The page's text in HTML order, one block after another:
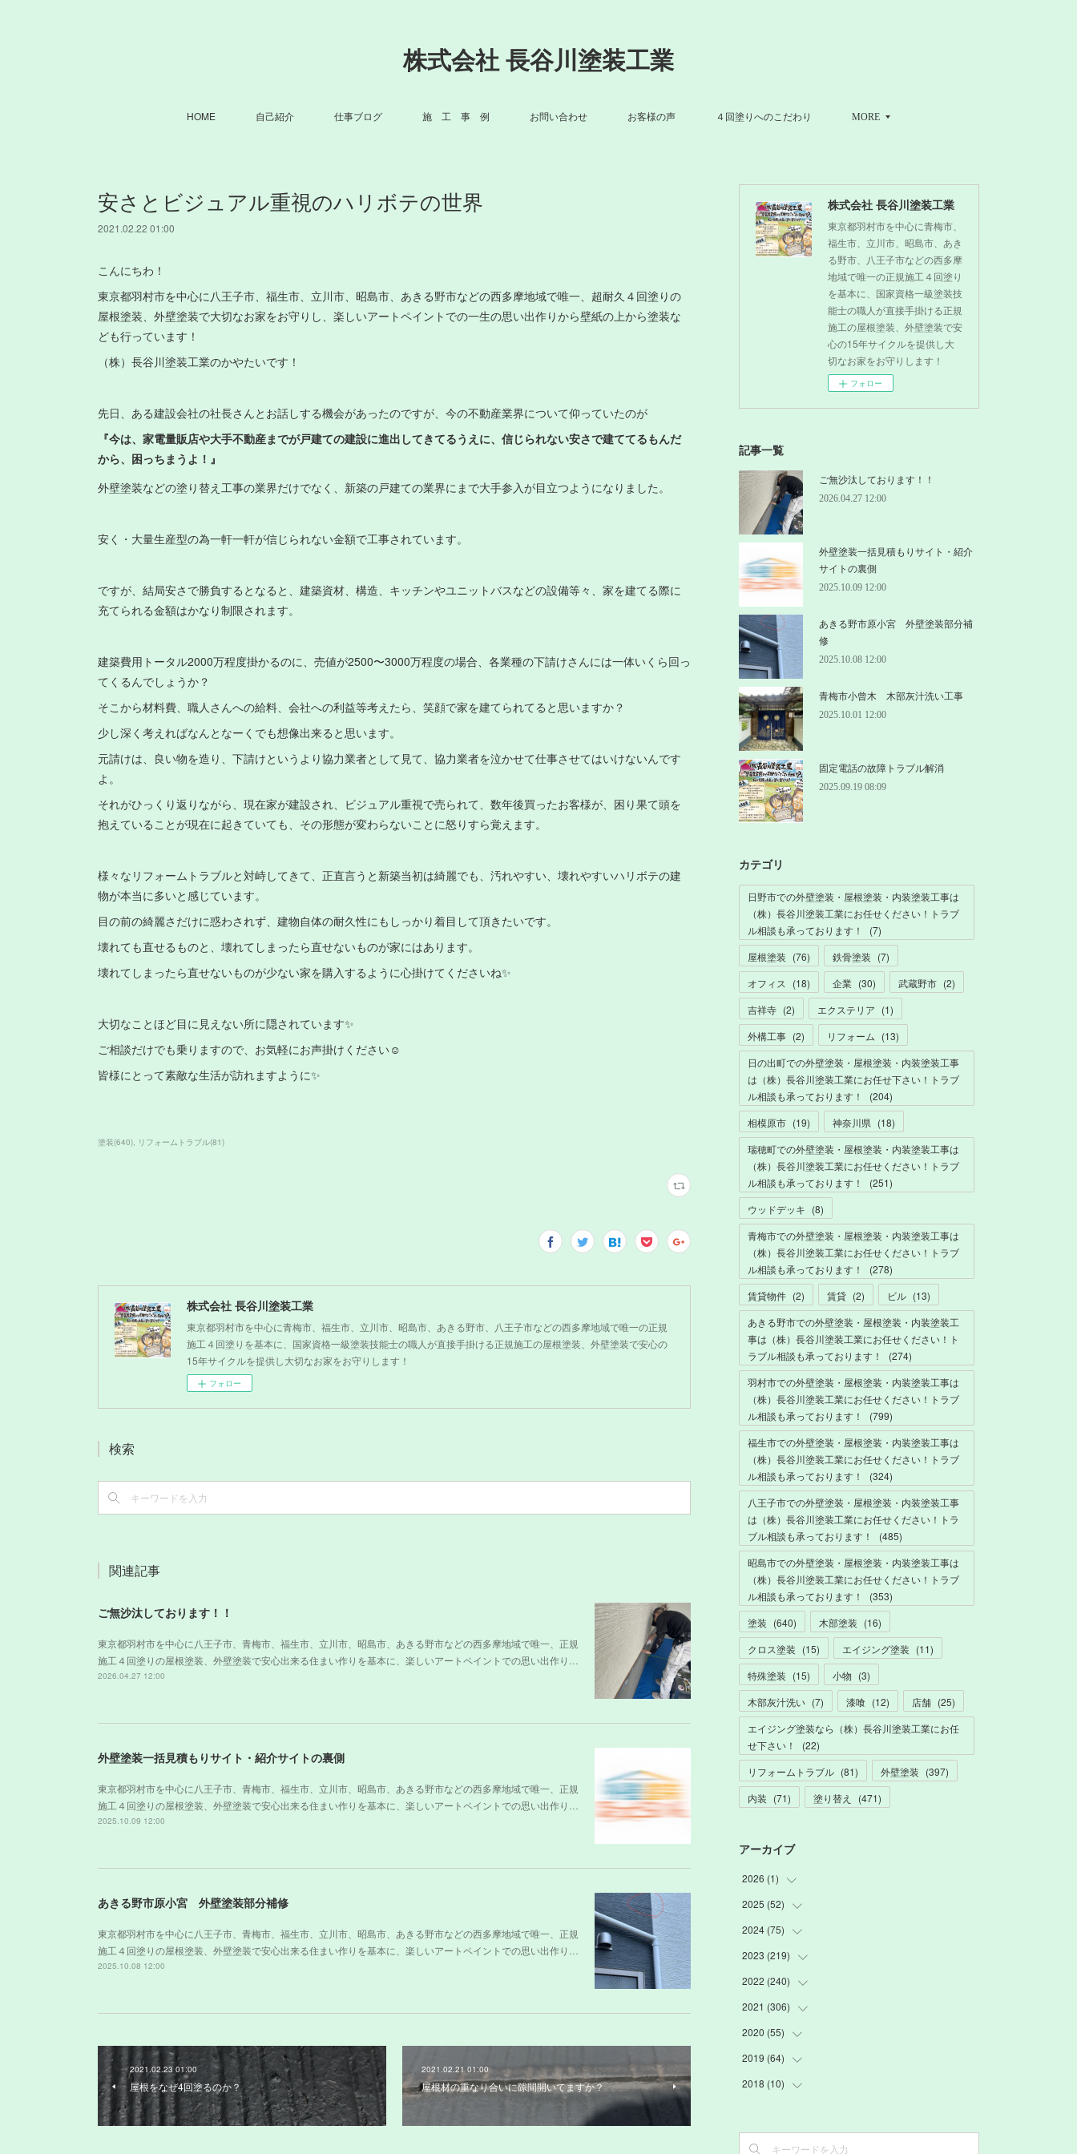
株式会社 長谷川塗装工業
HOME 自己紹介 仕事ブログ 施 工 事 例 お問い合わせ お客様の声 ４回塗りへのこだわり MORE
安さとビジュアル重視のハリボテの世界
2021.02.22 01:00
こんにちわ！
東京都羽村市を中心に八王子市、福生市、立川市、昭島市、あきる野市などの西多摩地域で唯一、超耐久４回塗りの
屋根塗装、外壁塗装で大切なお家をお守りし、楽しいアートペイントでの一生の思い出作りから壁紙の上から塗装な
ども行っています！
（株）長谷川塗装工業のかやたいです！
先日、ある建設会社の社長さんとお話しする機会があったのですが、今の不動産業界について仰っていたのが
『今は、家電量販店や大手不動産までが戸建ての建設に進出してきてるうえに、信じられない安さで建ててるもんだ
から、困っちまうよ！』
外壁塗装などの塗り替え工事の業界だけでなく、新築の戸建ての業界にまで大手参入が目立つようになりました。
安く・大量生産型の為一軒一軒が信じられない金額で工事されています。
ですが、結局安さで勝負するとなると、建築資材、構造、キッチンやユニットバスなどの設備等々、家を建てる際に
充てられる金額はかなり制限されます。
建築費用トータル2000万程度掛かるのに、売値が2500〜3000万程度の場合、各業種の下請けさんには一体いくら回っ
てくるんでしょうか？
そこから材料費、職人さんへの給料、会社への利益等考えたら、笑顔で家を建てられてると思いますか？
少し深く考えればなんとなーくでも想像出来ると思います。
元請けは、良い物を造り、下請けというより協力業者として見て、協力業者を泣かせて仕事させてはいけないんです
よ。
それがひっくり返りながら、現在家が建設され、ビジュアル重視で売られて、数年後買ったお客様が、困り果て頭を
抱えていることが現在に起きていても、その形態が変わらないことに怒りすら覚えます。
様々なリフォームトラブルと対峙してきて、正直言うと新築当初は綺麗でも、汚れやすい、壊れやすいハリボテの建
物が本当に多いと感じています。
目の前の綺麗さだけに惑わされず、建物自体の耐久性にもしっかり着目して頂きたいです。
壊れても直せるものと、壊れてしまったら直せないものが家にはあります。
壊れてしまったら直せないものが少ない家を購入するように心掛けてくださいね✨
大切なことほど目に見えない所に隠されています✨
ご相談だけでも乗りますので、お気軽にお声掛けください☺️
皆様にとって素敵な生活が訪れますように✨
塗装(640) リフォームトラブル(81)
株式会社 長谷川塗装工業
東京都羽村市を中心に青梅市、福生市、立川市、昭島市、あきる野市、八王子市などの西多摩地域で唯一の正規
施工４回塗りを基本に、国家資格一級塗装技能士の職人が直接手掛ける正規施工の屋根塗装、外壁塗装で安心の
15年サイクルを提供し大切なお家をお守りします！
フォロー
検索
関連記事
ご無沙汰しております！！
東京都羽村市を中心に八王子市、青梅市、福生市、立川市、昭島市、あきる野市などの西多摩地域で唯一、正規
施工４回塗りの屋根塗装、外壁塗装で安心出来る住まい作りを基本に、楽しいアートペイントでの思い出作り…
2026.04.27 12:00
外壁塗装一括見積もりサイト・紹介サイトの裏側
東京都羽村市を中心に八王子市、青梅市、福生市、立川市、昭島市、あきる野市などの西多摩地域で唯一、正規
施工４回塗りの屋根塗装、外壁塗装で安心出来る住まい作りを基本に、楽しいアートペイントでの思い出作り…
2025.10.09 12:00
あきる野市原小宮 外壁塗装部分補修
東京都羽村市を中心に八王子市、青梅市、福生市、立川市、昭島市、あきる野市などの西多摩地域で唯一、正規
施工４回塗りの屋根塗装、外壁塗装で安心出来る住まい作りを基本に、楽しいアートペイントでの思い出作り…
2025.10.08 12:00
2021.02.23 01:00
屋根をなぜ4回塗るのか？
2021.02.21 01:00
屋根材の重なり合いに隙間開いてますか？
株式会社 長谷川塗装工業
東京都羽村市を中心に青梅市、
福生市、立川市、昭島市、あき
る野市、八王子市などの西多摩
地域で唯一の正規施工４回塗り
を基本に、国家資格一級塗装技
能士の職人が直接手掛ける正規
施工の屋根塗装、外壁塗装で安
心の15年サイクルを提供し大
切なお家をお守りします！
フォロー
記事一覧
ご無沙汰しております！！
2026.04.27 12:00
外壁塗装一括見積もりサイト・紹介
サイトの裏側
2025.10.09 12:00
あきる野市原小宮 外壁塗装部分補
修
2025.10.08 12:00
青梅市小曾木 木部灰汁洗い工事
2025.10.01 12:00
固定電話の故障トラブル解消
2025.09.19 08:09
カテゴリ
日野市での外壁塗装・屋根塗装・内装塗装工事は
（株）長谷川塗装工業にお任せください！トラブ
ル相談も承っております！
(7)
屋根塗装 (76) 鉄骨塗装 (7)
オフィス
(18) 企業 (30) 武蔵野市 (2)
吉祥寺 (2) エクステリア (1)
外構工事 (2) リフォーム (13)
日の出町での外壁塗装・屋根塗装・内装塗装工事
は（株）長谷川塗装工業にお任せ下さい！トラブ
ル相談も承っております！
(204)
相模原市 (19) 神奈川県 (18)
瑞穂町での外壁塗装・屋根塗装・内装塗装工事は
（株）長谷川塗装工業にお任せください！トラブ
ル相談も承っております！
(251)
ウッドデッキ (8)
青梅市での外壁塗装・屋根塗装・内装塗装工事は
（株）長谷川塗装工業にお任せください！トラブ
ル相談も承っております！
(278)
賃貸物件 (2) 賃貸 (2) ビル (13)
あきる野市での外壁塗装・屋根塗装・内装塗装工
事は（株）長谷川塗装工業にお任せください！ト
ラブル相談も承っております！
(274)
羽村市での外壁塗装・屋根塗装・内装塗装工事は
（株）長谷川塗装工業にお任せください！トラブ
ル相談も承っております！
(799)
福生市での外壁塗装・屋根塗装・内装塗装工事は
（株）長谷川塗装工業にお任せください！トラブ
ル相談も承っております！
(324)
八王子市での外壁塗装・屋根塗装・内装塗装工事
は（株）長谷川塗装工業にお任せください！トラ
ブル相談も承っております！
(485)
昭島市での外壁塗装・屋根塗装・内装塗装工事は
（株）長谷川塗装工業にお任せください！トラブ
ル相談も承っております！
(353)
塗装 (640) 木部塗装 (16)
クロス塗装 (15) エイジング塗装 (11)
特殊塗装 (15) 小物 (3)
木部灰汁洗い (7) 漆喰 (12) 店舗 (25)
エイジング塗装なら（株）長谷川塗装工業にお任
せ下さい！
(22)
リフォームトラブル (81) 外壁塗装 (397)
内装 (71) 塗り替え (471)
アーカイブ
2026 (1)
(1
2025 (52)
(3
(2)
(6)
(22
(16
)
(3
2024 (75)
(9)
(13
(12
(1
(4
(16
2023 (219)
(20
(18
(15
)
(13
)
(19
)
(20)
2022 (240)
(21
(20
)
(20
)
(20
)
(20)
2021 (306)
(24
)
(26
)
(23
)
(24)
2020 (55)
(3
(2
(3)
2019 (64)
(3
(15)
2018 (10)
(6)